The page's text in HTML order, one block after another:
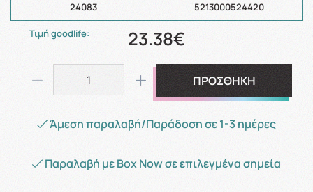
24083 5213000524420
Τιμή goodlife: 23.38€
ΠΡΟΣΘΗΚΗ
Άμεση παραλαβή/Παράδοση σε 1-3 ημέρες
Παραλαβή με Box Now σε επιλεγμένα σημεία